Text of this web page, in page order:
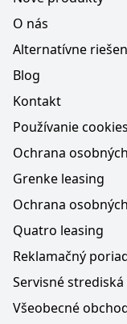
O nás
Alternatívne
Blog
Kontakt
Používanie cookies
Ochrana
Grenke leasing
Ochrana
Quatro leasing
Reklamačný
Servisné strediská
Všeobecné